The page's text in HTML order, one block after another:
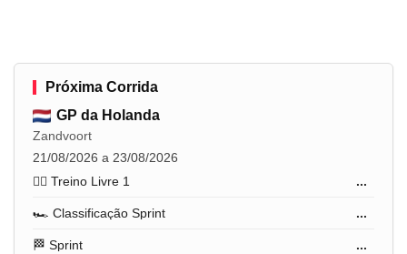
Próxima Corrida
GP da Holanda
Zandvoort
21/08/2026 a 23/08/2026
🏋️‍♂️ Treino Livre 1
...
🏎️ Classificação Sprint ...
🏁 Sprint ...